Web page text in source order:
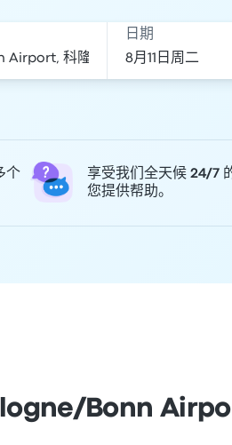
日期
个
享受我们全天候 24/7
您提供帮助。
Bonn